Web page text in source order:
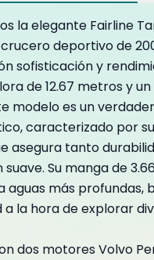
la elegante Fairline
deportivo de
sofisticación y
de 12.67 metros y
modelo es un
caracterizado por
asegura tanto
suave. Su manga de
aguas más profundas,
a la hora de explorar
dos motores Volvo